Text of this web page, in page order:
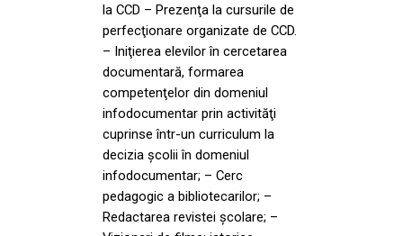
la CCD – Prezenţa la cursurile de
perfecţionare organizate de CCD.
– Iniţierea elevilor în cercetarea
documentară, formarea
competenţelor din domeniul
infodocumentar prin activităţi
cuprinse într-un curriculum la
decizia şcolii în domeniul
infodocumentar; – Cerc
pedagogic a bibliotecarilor; –
Redactarea revistei școlare; –